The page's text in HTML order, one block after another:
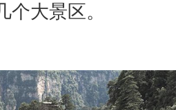
个大景区。